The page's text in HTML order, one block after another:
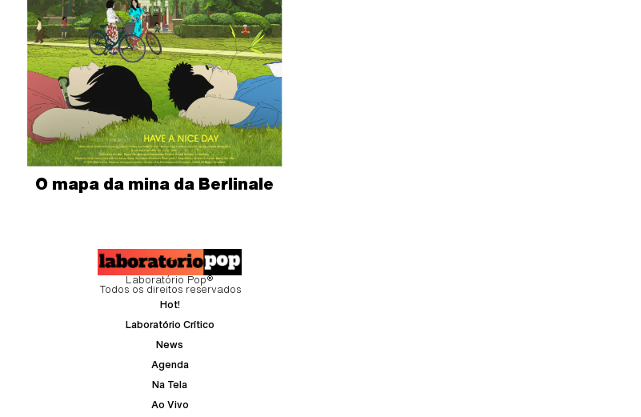
O mapa da mina da Berlinale
Laboratório Pop®
Todos os direitos reservados
Hot!
Laboratório Crítico
News
Agenda
Na Tela
Ao Vivo